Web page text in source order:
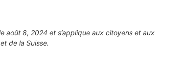
août 8, 2024 et s’applique aux citoyens et aux
de la Suisse.